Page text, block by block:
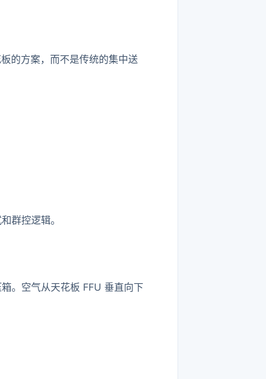
的方案，而不是传统的集中送
群控逻辑。
。空气从天花板 FFU 垂直向下